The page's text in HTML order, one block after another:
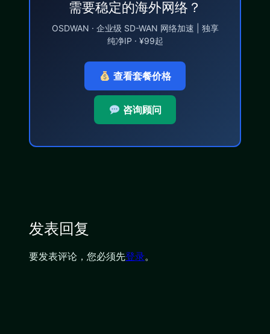
需要稳定的海外网络？
OSDWAN · 企业级 SD-WAN 网络加速 | 独享
纯净IP · ¥99起
查看套餐价格
咨询顾问
发表回复
要发表评论，您必须先登录。